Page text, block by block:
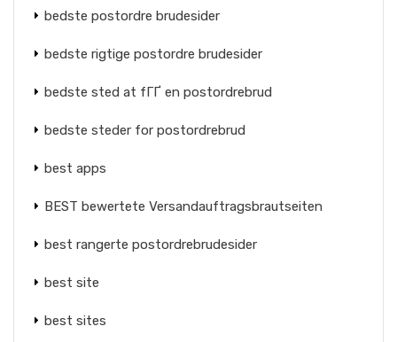
bedste postordre brudesider
bedste rigtige postordre brudesider
bedste sted at fГҐ en postordrebrud
bedste steder for postordrebrud
best apps
BEST bewertete Versandauftragsbrautseiten
best rangerte postordrebrudesider
best site
best sites